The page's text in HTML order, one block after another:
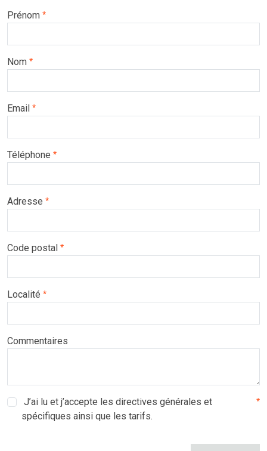
Prénom *
Nom *
Email *
Téléphone *
Adresse *
Code postal *
Localité *
Commentaires
J’ai lu et j’accepte les directives générales et
spécifiques ainsi que les tarifs.
*